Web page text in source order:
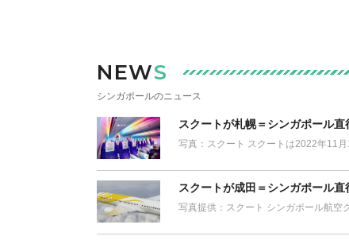
NEWS
シンガポールのニュース
スクートが札幌＝シンガポール
写真：スクート スクートは2022年11
スクートが成田＝シンガポール
写真提供：スクート シンガポール航空